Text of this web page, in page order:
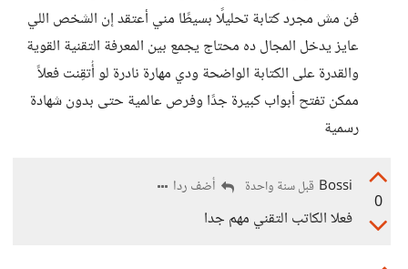
فن مش مجرد كتابة تحليلًا بسيطًا مني أعتقد إن الشخص اللي
عايز يدخل المجال ده محتاج يجمع بين المعرفة التقنية القوية
والقدرة على الكتابة الواضحة ودي مهارة نادرة لو أُتقِنت فعلاً
ممكن تفتح أبواب كبيرة جدًا وفرص عالمية حتى بدون شهادة
رسمية
0
Bossi قبل سنة واحدة أضف ردا
فعلا الكاتب التقني مهم جدا